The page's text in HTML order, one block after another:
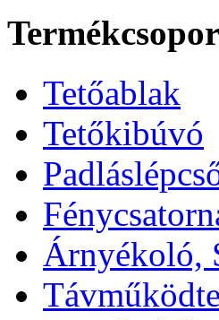
Tetőablak
Tetőkibúvó
Árnyékoló,